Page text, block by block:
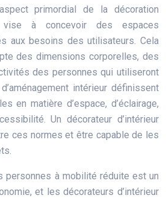
primordial de la décoration
vise à concevoir des espaces
aux besoins des utilisateurs. Cela
des dimensions corporelles, des
des personnes qui utiliseront
intérieur définissent
en matière d’espace, d’éclairage,
Un décorateur d’intérieur
ces normes et être capable de les
personnes à mobilité réduite est un
et les décorateurs d’intérieur